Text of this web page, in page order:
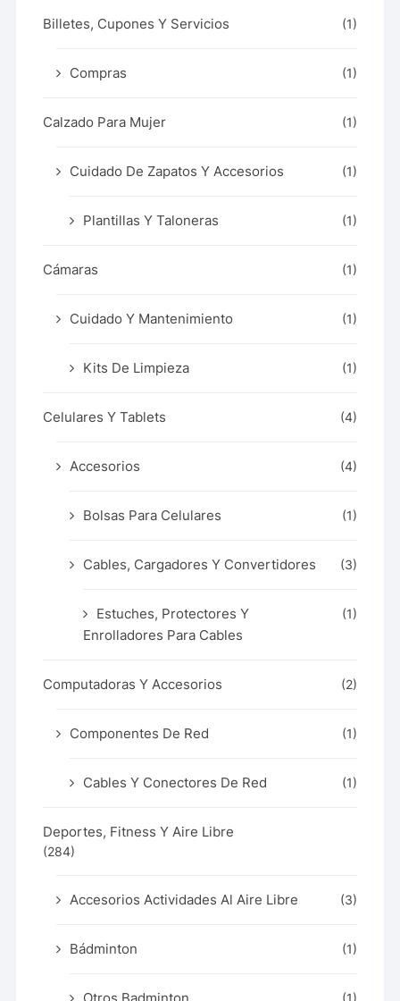
Billetes, Cupones Y Servicios (1)
Compras (1)
Calzado Para Mujer (1)
Cuidado De Zapatos Y Accesorios (1)
Plantillas Y Taloneras (1)
Cámaras (1)
Cuidado Y Mantenimiento (1)
Kits De Limpieza (1)
Celulares Y Tablets (4)
Accesorios (4)
Bolsas Para Celulares (1)
Cables, Cargadores Y Convertidores (3)
Estuches, Protectores Y
Enrolladores Para Cables
(1)
Computadoras Y Accesorios (2)
Componentes De Red (1)
Cables Y Conectores De Red (1)
Deportes, Fitness Y Aire Libre
(284)
Accesorios Actividades Al Aire Libre (3)
Bádminton (1)